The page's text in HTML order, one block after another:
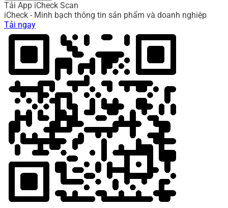
Tải App iCheck Scan
iCheck - Minh bạch thông tin sản phẩm và doanh nghiệp
Tải ngay